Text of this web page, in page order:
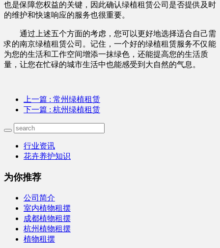
也是保障您权益的关键，因此确认绿植租赁公司是否提供及时
的维护和快速响应的服务也很重要。
通过上述五个方面的考虑，您可以更好地选择适合自己需
求的南京绿植租赁公司。记住，一个好的绿植租赁服务不仅能
为您的生活和工作空间增添一抹绿色，还能提高您的生活质
量，让您在忙碌的城市生活中也能感受到大自然的气息。‍
上一篇 : 常州绿植租赁
下一篇 : 杭州绿植租赁
行业资讯
花卉养护知识
为你推荐
公司简介
室内植物租摆
成都植物租摆
杭州植物租摆
植物租摆